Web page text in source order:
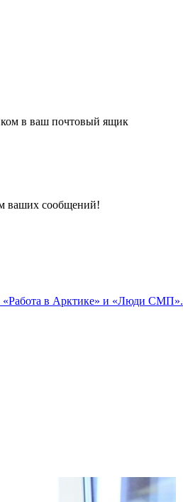
в ваш почтовый ящик
ваших сообщений!
«Работа в Арктике» и «Люди СМП».